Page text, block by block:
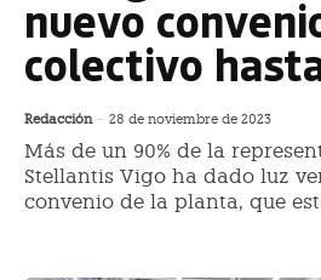
nuevo
colectivo
Redacción - 28 de noviembre de 2023
Más de un 90% de la
Stellantis Vigo ha dado luz
convenio de la planta, que